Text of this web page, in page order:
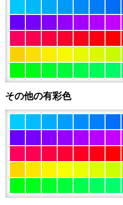
その他の有彩色